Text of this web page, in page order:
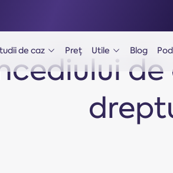
de caz ph-caret-down Preț Utile ph-caret-down Blog